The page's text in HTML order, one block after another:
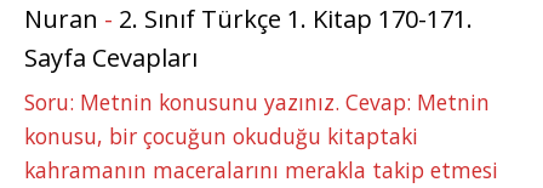
Nuran - 2. Sınıf Türkçe 1. Kitap 170-171.
Sayfa Cevapları
Soru: Metnin konusunu yazınız. Cevap: Metnin
konusu, bir çocuğun okuduğu kitaptaki
kahramanın maceralarını merakla takip etmesi